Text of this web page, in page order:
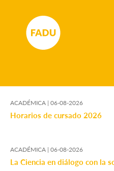
ACADÉMICA | 06-08-2026
Horarios de cursado 2026
ACADÉMICA | 06-08-2026
La Ciencia en diálogo con la